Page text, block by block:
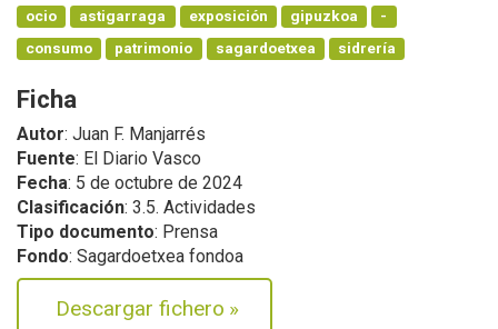
ocio astigarraga exposición gipuzkoa
-
consumo
patrimonio sagardoetxea sidrería
Ficha
Autor: Juan F. Manjarrés
Fuente: El Diario Vasco
Fecha: 5 de octubre de 2024
Clasificación: 3.5. Actividades
Tipo documento: Prensa
Fondo: Sagardoetxea fondoa
Descargar fichero »